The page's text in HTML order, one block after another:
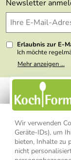
Wir verwenden
Geräte-IDs), um
bieten, Inhalte zu
nicht
Delivery Terms
Kundenlogin
Wir über uns
Presse
Newsletter
Erlaubnis zur E-
Ich möchte
Meine E-Mail-
weitergegeben.
nicht erkennbar,
Einwilligung zur
kann ich jederzeit
den Link
Option Newsletter
Mehr anzeigen ...
Impressum